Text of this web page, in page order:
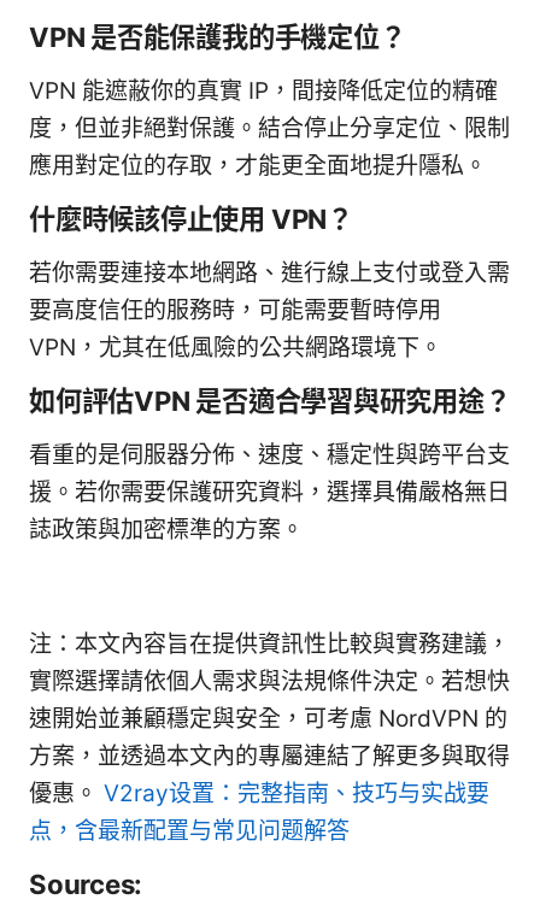
VPN 是否能保護我的手機定位？
VPN 能遮蔽你的真實 IP，間接降低定位的精確
度，但並非絕對保護。結合停止分享定位、限制
應用對定位的存取，才能更全面地提升隱私。
什麼時候該停止使用 VPN？
若你需要連接本地網路、進行線上支付或登入需
要高度信任的服務時，可能需要暫時停用
VPN，尤其在低風險的公共網路環境下。
如何評估VPN 是否適合學習與研究用途？
看重的是伺服器分佈、速度、穩定性與跨平台支
援。若你需要保護研究資料，選擇具備嚴格無日
誌政策與加密標準的方案。
注：本文內容旨在提供資訊性比較與實務建議，
實際選擇請依個人需求與法規條件決定。若想快
速開始並兼顧穩定與安全，可考慮 NordVPN 的
方案，並透過本文內的專屬連結了解更多與取得
優惠。 V2ray设置：完整指南、技巧与实战要
点，含最新配置与常见问题解答
Sources: